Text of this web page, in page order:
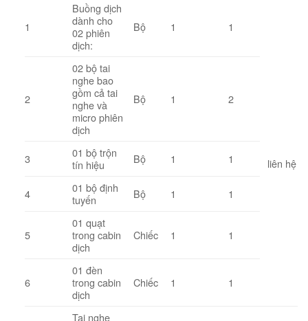
1
Buồng dịch
dành cho
02 phiên
dịch:
Bộ 1 1
liên hệ
2
02 bộ tai
nghe bao
gồm cả tai
nghe và
micro phiên
dịch
Bộ 1 2
3
01 bộ trộn
tín hiệu
Bộ 1 1
4
01 bộ định
tuyến
Bộ 1 1
5
01 quạt
trong cabin
dịch
Chiếc 1 1
6
01 đèn
trong cabin
dịch
Chiếc 1 1
Tai nghe